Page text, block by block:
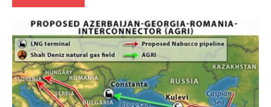
Actualités
Automobile
Economie
Valeurs